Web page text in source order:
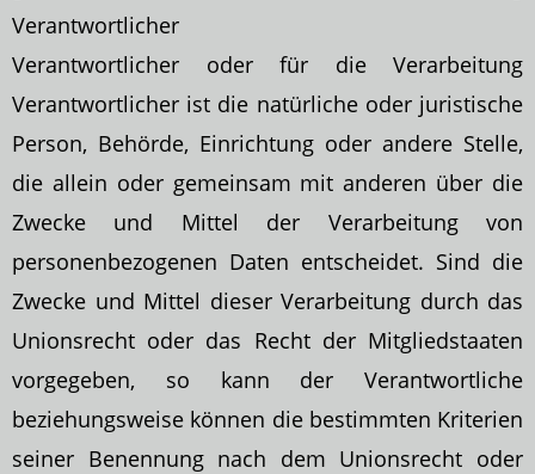
Verantwortlicher
Verantwortlicher oder für die Verarbeitung
Verantwortlicher ist die natürliche oder juristische
Person, Behörde, Einrichtung oder andere Stelle,
die allein oder gemeinsam mit anderen über die
Zwecke und Mittel der Verarbeitung von
personenbezogenen Daten entscheidet. Sind die
Zwecke und Mittel dieser Verarbeitung durch das
Unionsrecht oder das Recht der Mitgliedstaaten
vorgegeben, so kann der Verantwortliche
beziehungsweise können die bestimmten Kriterien
seiner Benennung nach dem Unionsrecht oder